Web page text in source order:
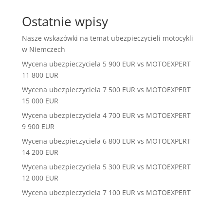
Ostatnie wpisy
Nasze wskazówki na temat ubezpieczycieli motocykli
w Niemczech
Wycena ubezpieczyciela 5 900 EUR vs MOTOEXPERT
11 800 EUR
Wycena ubezpieczyciela 7 500 EUR vs MOTOEXPERT
15 000 EUR
Wycena ubezpieczyciela 4 700 EUR vs MOTOEXPERT
9 900 EUR
Wycena ubezpieczyciela 6 800 EUR vs MOTOEXPERT
14 200 EUR
Wycena ubezpieczyciela 5 300 EUR vs MOTOEXPERT
12 000 EUR
Wycena ubezpieczyciela 7 100 EUR vs MOTOEXPERT